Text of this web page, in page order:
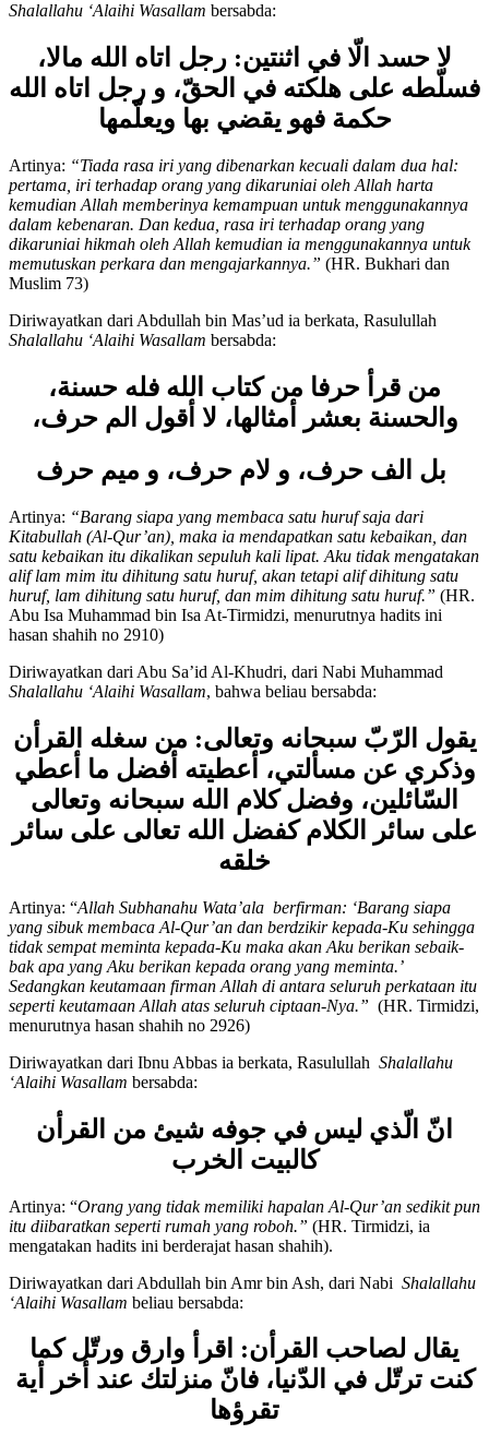
Diriwayatkan dari Abdullah bin Mas’ud. Bahwa Rasulullah
لا حسد الّا في اثنتين: رجل اتاه الله مالا،
فسلّطه على هلكته في الحقّ، و رجل اتاه الله
حكمة فهو يقضي بها ويعلّمها
Artinya: “Tiada rasa iri yang dibenarkan kecuali dalam dua hal:
pertama, iri terhadap orang yang dikaruniai oleh Allah harta
kemudian Allah memberinya kemampuan untuk menggunakannya
dalam kebenaran. Dan kedua, rasa iri terhadap orang yang
dikaruniai hikmah oleh Allah kemudian ia menggunakannya untuk
memutuskan perkara dan mengajarkannya.”
Diriwayatkan dari Abdullah bin Mas’ud ia berkata, Rasulullah
من قرأ حرفا من كتاب الله فله حسنة،
والحسنة بعشر أمثالها، لا أقول الم حرف،
Artinya:“Barang siapa yang membaca satu huruf saja dari
Kitabullah (Al-Qur’an), maka ia mendapatkan satu kebaikan, dan
satu kebaikan itu dikalikan sepuluh kali lipat. Aku tidak mengatakan
alif lam mim itu dihitung satu huruf, akan tetapi alif dihitung satu
huruf, lam dihitung satu huruf, dan mim dihitung satu huruf.”(HR.
Abu Isa Muhammad bin Isa At-Tirmidzi, menurutnya hadits ini
Diriwayatkan dari Abu Sa’id Al-Khudri, dari Nabi Muhammad
يقول الرّبّ سبحانه وتعالى: من سغله القرأن
وذكري عن مسألتي، أعطيته أفضل ما أعطي
السّائلين، وفضل كلام الله سبحانه وتعالى
على سائر الكلام كفضل الله تعالى على سائر
Artinya: “Allah Subhanahu Wata’ala berfirman:‘Barang siapa
yang sibuk membaca Al-Qur’an dan berdzikir kepada-Ku sehingga
tidak sempat meminta kepada-Ku maka akan Aku berikan sebaik-
bak apa yang Aku berikan kepada orang yang meminta.’
Sedangkan keutamaan firman Allah di antara seluruh perkataan itu
seperti keutamaan Allah atas seluruh ciptaan-Nya.”
Diriwayatkan dari Ibnu Abbas ia berkata, Rasulullah
انّ الّذي ليس في جوفه شيئ من القرأن
كالبيت الخرب
Artinya: “Orang yang tidak memiliki hapalan Al-Qur’an sedikit pun
itu diibaratkan seperti rumah yang roboh.”(HR. Tirmidzi, ia
Diriwayatkan dari Abdullah bin Amr bin Ash, dari Nabi
يقال لصاحب القرأن: اقرأ وارق ورتّل كما
كنت ترتّل في الدّنيا، فانّ منزلتك عند أخر أية
تقرؤها